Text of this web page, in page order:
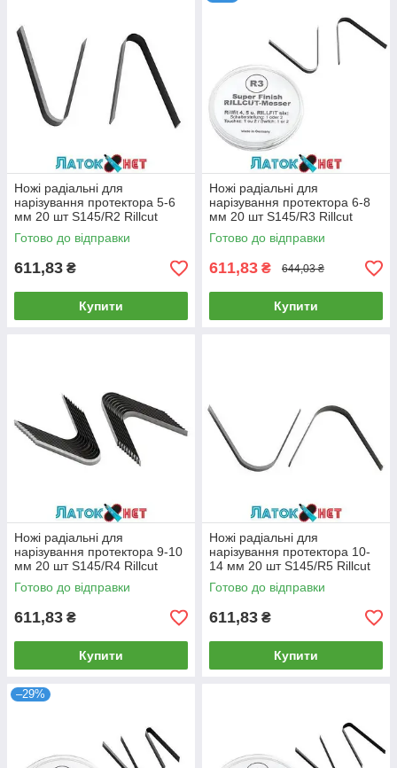
Ножі радіальні для
нарізування протектора 5-6
мм 20 шт S145/R2 Rillcut
Німеччина
Готово до відправки
611,83 ₴
Купити
Ножі радіальні для
нарізування протектора 6-8
мм 20 шт S145/R3 Rillcut
Німеччина
Готово до відправки
611,83 ₴ 644,03 ₴
Купити
Ножі радіальні для
нарізування протектора 9-10
мм 20 шт S145/R4 Rillcut
Німеччина
Готово до відправки
611,83 ₴
Купити
Ножі радіальні для
нарізування протектора 10-
14 мм 20 шт S145/R5 Rillcut
Німеччина
Готово до відправки
611,83 ₴
Купити
–29%